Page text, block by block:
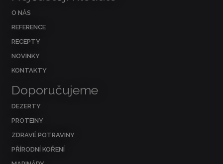
O NÁS
REFERENCE
RECEPTY
NOVINKY
KONTAKTY
Doporučujeme
DEZERTY
PROTEINY
ZDRAVÉ POTRAVINY
PŘÍRODNÍ KOŘENÍ